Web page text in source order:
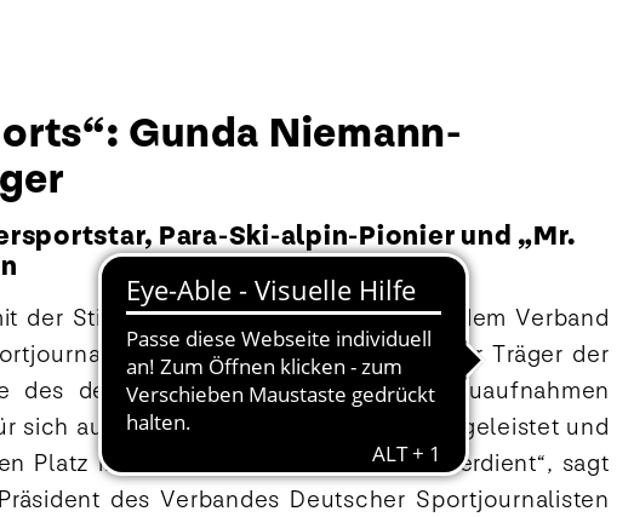
Gunda Niemann-
Para-Ski-alpin-Pionier und „Mr.
der Stiftung Deutsche Sporthilfe und dem Verband
(VDS) ist der DOSB ideeller Träger der
des deutschen Sports“. „Alle drei Neuaufnahmen
sich außergewöhnliches für den Sport geleistet und
Platz in der ‚Hall of Fame‘ wahrlich verdient“, sagt
des Verbandes Deutscher Sportjournalisten